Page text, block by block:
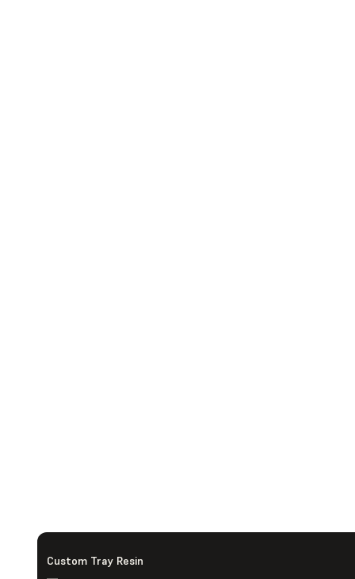
Custom Tray Resin